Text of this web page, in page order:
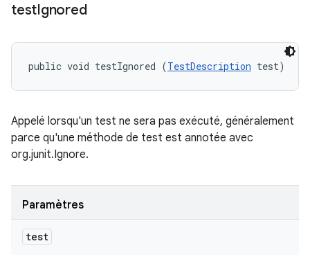
testIgnored
public void testIgnored (TestDescription test)
Appelé lorsqu'un test ne sera pas exécuté, généralement
parce qu'une méthode de test est annotée avec
org.junit.Ignore.
Paramètres
test